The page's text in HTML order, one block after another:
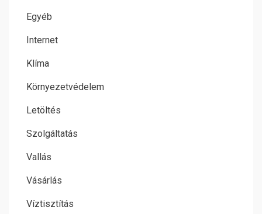
Egyéb
Internet
Klíma
Környezetvédelem
Letöltés
Szolgáltatás
Vallás
Vásárlás
Víztisztítás